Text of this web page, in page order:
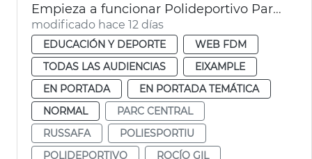
Empieza a funcionar Polideportivo Parc Central València
modificado hace 12 días
EDUCACIÓN Y DEPORTE
WEB FDM
TODAS LAS AUDIENCIAS
EIXAMPLE
EN PORTADA
EN PORTADA TEMÁTICA
NORMAL
PARC CENTRAL
RUSSAFA
POLIESPORTIU
POLIDEPORTIVO
ROCÍO GIL